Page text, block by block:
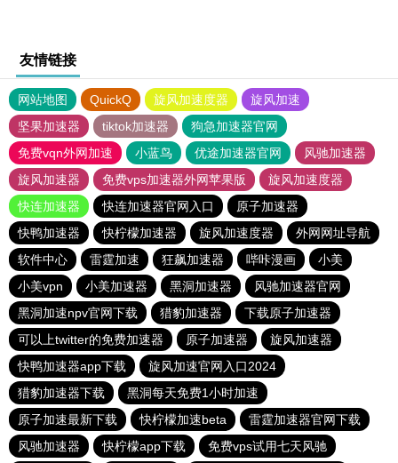
友情链接
网站地图 QuickQ 旋风加速度器
旋风加速
坚果加速器
tiktok加速器
狗急加速器官网
免费vqn外网加速
小蓝鸟 优途加速器官网
风驰加速器
旋风加速器
免费vps加速器外网苹果版
旋风加速度器
快连加速器
快连加速器官网入口
原子加速器
快鸭加速器
快柠檬加速器 旋风加速度器
外网网址导航
软件中心
雷霆加速 狂飙加速器 哔咔漫画
小美
小美vpn
小美加速器 黑洞加速器
风驰加速器官网
黑洞加速npv官网下载
猎豹加速器
下载原子加速器
可以上twitter的免费加速器
原子加速器
旋风加速器
快鸭加速器app下载
旋风加速官网入口2024
猎豹加速器下载
黑洞每天免费1小时加速
原子加速最新下载
快柠檬加速beta
雷霆加速器官网下载
风驰加速器
快柠檬app下载 免费vps试用七天风驰